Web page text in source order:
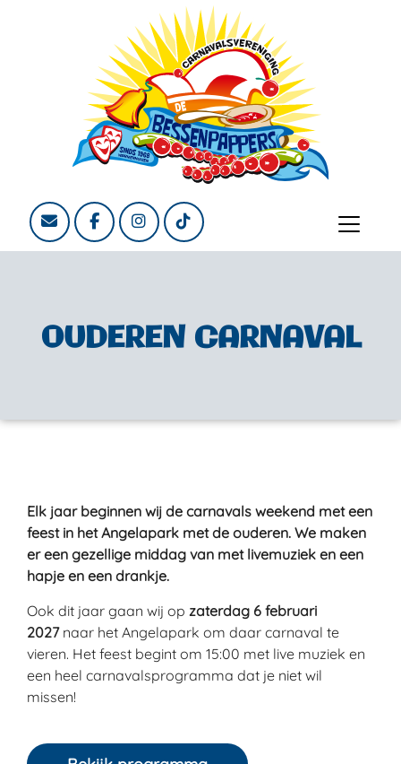
OUDEREN CARNAVAL
Elk jaar beginnen wij de carnavals weekend met een
feest in het Angelapark met de ouderen. We maken
er een gezellige middag van met livemuziek en een
hapje en een drankje.
Ook dit jaar gaan wij op zaterdag 6 februari
2027naar het Angelapark om daar carnaval te
vieren. Het feest begint om 15:00 met live muziek en
een heel carnavalsprogramma dat je niet wil
missen!